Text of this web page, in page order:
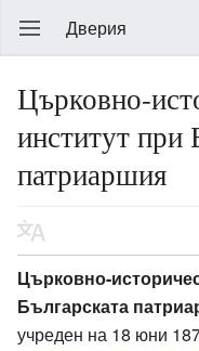
Дверия
Църковно-
институт при
патриаршия
Църковно-
Българската
учреден на 18 юни